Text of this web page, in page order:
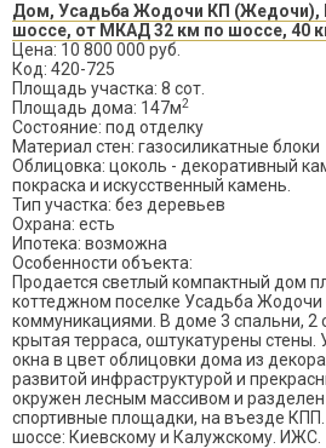
Дом, Усадьба Жодочи КП (Жедочи),
шоссе, от МКАД 32 км по шоссе, 40
Цена: 10 800 000 руб.
Код: 420-725
Площадь участка: 8 сот.
Площадь дома: 147м2
Состояние: под отделку
Материал стен: газосиликатные блоки
Облицовка: цоколь - декоративный
покраска и искусственный камень.
Тип участка: без деревьев
Охрана: есть
Ипотека: возможна
Особенности объекта:
Продается светлый компактный дом
коттеджном поселке Усадьба
коммуникациями. В доме 3 спальни, 2
крытая терраса, оштукатурены
окна в цвет облицовки дома из
развитой инфраструктурой и
окружен лесным массивом и разделен
спортивные площадки, на въезде
шоссе: Киевскому и Калужскому. ИЖС.